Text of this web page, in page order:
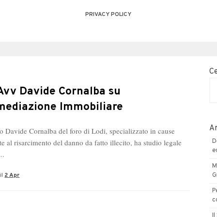
PRIVACY POLICY
Davide Cornalba su
Immobiliare
Davide Cornalba del foro di Lodi, specializzato in cause
al risarcimento del danno da fatto illecito, ha studio legale
2 Apr